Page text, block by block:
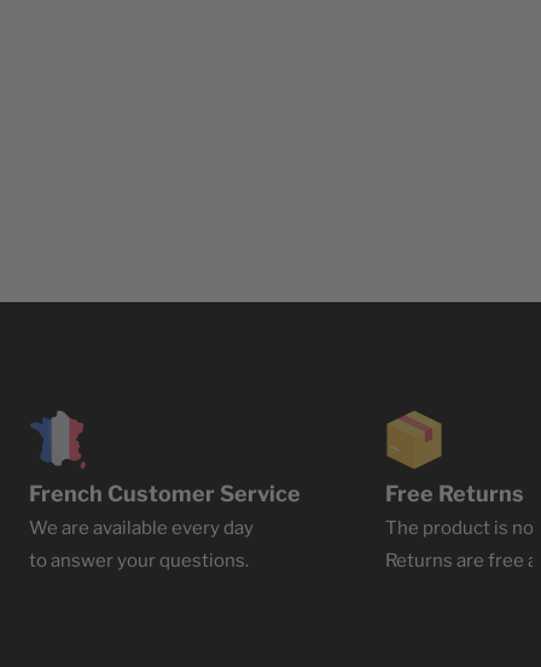
French Customer Service
We are available every day
to answer your questions.
Free Returns
The product is
Returns are free